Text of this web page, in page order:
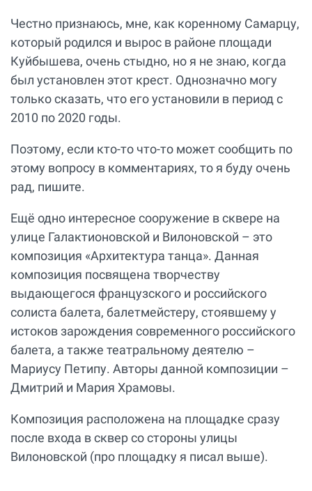
Честно признаюсь, мне, как коренному Самарцу,
который родился и вырос в районе площади
Куйбышева, очень стыдно, но я не знаю, когда
был установлен этот крест. Однозначно могу
только сказать, что его установили в период с
2010 по 2020 годы.
Поэтому, если кто-то что-то может сообщить по
этому вопросу в комментариях, то я буду очень
рад, пишите.
Ещё одно интересное сооружение в сквере на
улице Галактионовской и Вилоновской – это
композиция «Архитектура танца». Данная
композиция посвящена творчеству
выдающегося французского и российского
солиста балета, балетмейстеру, стоявшему у
истоков зарождения современного российского
балета, а также театральному деятелю –
Мариусу Петипу. Авторы данной композиции –
Дмитрий и Мария Храмовы.
Композиция расположена на площадке сразу
после входа в сквер со стороны улицы
Вилоновской (про площадку я писал выше).